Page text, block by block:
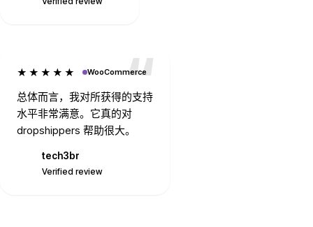
★★★★★ WooCommerce
总体而言，我对所获得的支持
水平非常满意。它真的对
dropshippers 帮助很大。
tech3br
Verified review